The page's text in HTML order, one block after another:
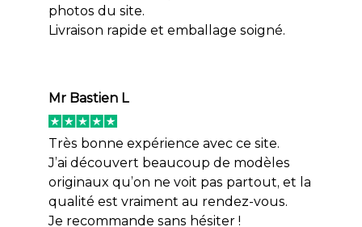
photos du site.
Livraison rapide et emballage soigné.
Mr Bastien L
Très bonne expérience avec ce site.
J’ai découvert beaucoup de modèles
originaux qu’on ne voit pas partout, et la
qualité est vraiment au rendez-vous.
Je recommande sans hésiter !